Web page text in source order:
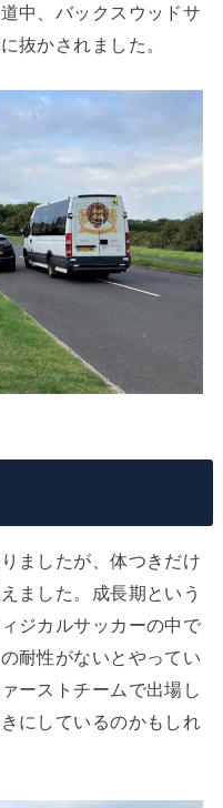
中、バックスウッドサ
抜かされました。
ましたが、体つきだけ
ました。成長期という
ジカルサッカーの中で
耐性がないとやってい
ーストチームで出場し
にしているのかもしれ